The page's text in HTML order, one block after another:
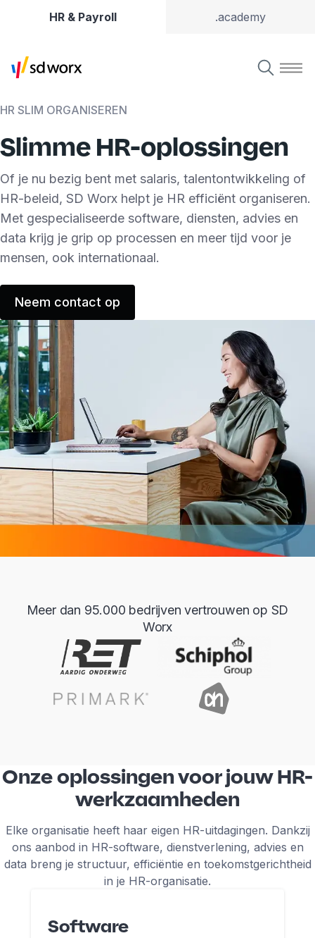
HR & Payroll .academy
HR SLIM ORGANISEREN
Slimme HR-oplossingen
Of je nu bezig bent met salaris, talentontwikkeling of
HR-beleid, SD Worx helpt je HR efficiënt organiseren.
Met gespecialiseerde software, diensten, advies en
data krijg je grip op processen en meer tijd voor je
mensen, ook internationaal.
Neem contact op
Meer dan 95.000 bedrijven vertrouwen op SD
Worx
Onze oplossingen voor jouw HR-
werkzaamheden
Elke organisatie heeft haar eigen HR-uitdagingen. Dankzij
ons aanbod in HR-software, dienstverlening, advies en
data breng je structuur, efficiëntie en toekomstgerichtheid
in je HR-organisatie.
Software